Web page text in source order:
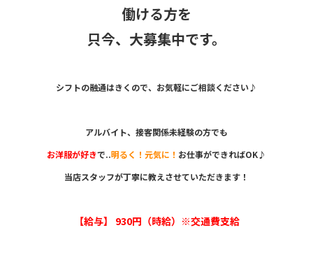
働ける方を
只今、大募集中です。
シフトの融通はきくので、お気軽にご相談ください♪
アルバイト、接客関係未経験の方でも
お洋服が好きで..明るく！元気に！ お仕事ができればOK♪
当店スタッフが丁寧に教えさせていただきます！
【給与】 930円（時給）※交通費支給